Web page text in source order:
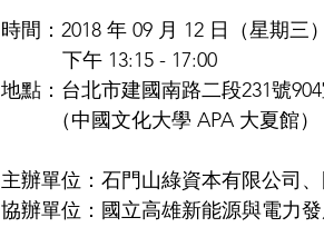
時間：2018 年 09 月 12 日（星期三）
           下午 13:15 - 17:00
地點：台北市建國南路二段231號
         （中國文化大學 APA 大夏館）
主辦單位：石門山綠資本有限公司
協辦單位：國立高雄新能源與電力